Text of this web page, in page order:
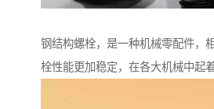
钢结构螺栓，是一种机械零配件，
栓性能更加稳定，在各大机械中起